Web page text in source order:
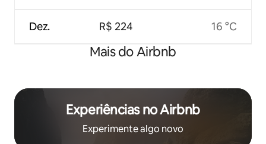
Dez. R$ 224 16 °C
Mais do Airbnb
Experiências no Airbnb
Experimente algo novo